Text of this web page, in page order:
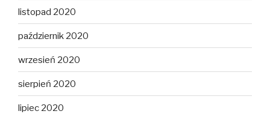
listopad 2020
październik 2020
wrzesień 2020
sierpień 2020
lipiec 2020